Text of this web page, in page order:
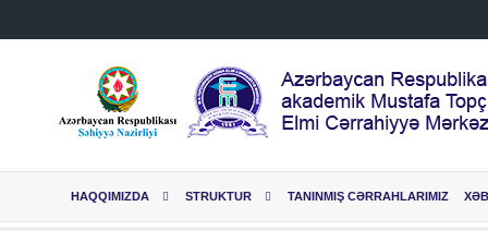
to
HAQQIMIZDA STRUKTUR TANINMIŞ CƏRRAHLARIMIZ